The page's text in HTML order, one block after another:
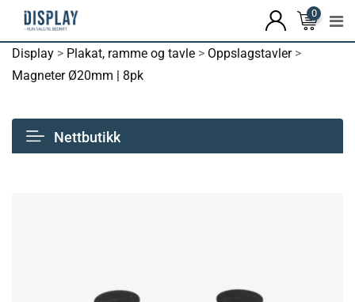
0
Display > Plakat, ramme og tavle > Oppslagstavler>
Magneter Ø20mm | 8pk
Nettbutikk